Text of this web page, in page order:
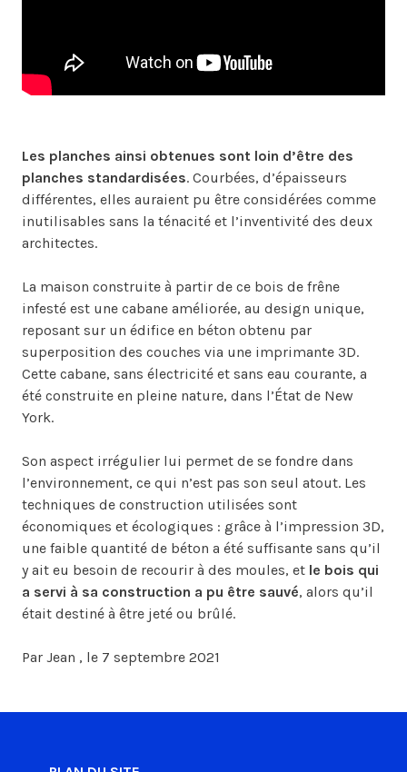
Les planches ainsi obtenues sont loin d’être des
planches standardisées. Courbées, d’épaisseurs
différentes, elles auraient pu être considérées comme
inutilisables sans la ténacité et l’inventivité des deux
architectes.
La maison construite à partir de ce bois de frêne
infesté est une cabane améliorée, au design unique,
reposant sur un édifice en béton obtenu par
superposition des couches via une imprimante 3D.
Cette cabane, sans électricité et sans eau courante, a
été construite en pleine nature, dans l’État de New
York.
Son aspect irrégulier lui permet de se fondre dans
l’environnement, ce qui n’est pas son seul atout. Les
techniques de construction utilisées sont
économiques et écologiques : grâce à l’impression 3D,
une faible quantité de béton a été suffisante sans qu’il
y ait eu besoin de recourir à des moules, et le bois qui
a servi à sa construction a pu être sauvé, alors qu’il
était destiné à être jeté ou brûlé.
Par Jean , le 7 septembre 2021